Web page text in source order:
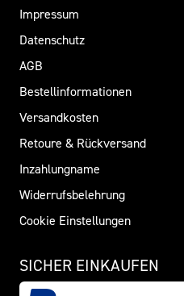
Impressum
Datenschutz
AGB
Bestellinformationen
Versandkosten
Retoure & Rückversand
Inzahlungname
Widerrufsbelehrung
Cookie Einstellungen
SICHER EINKAUFEN